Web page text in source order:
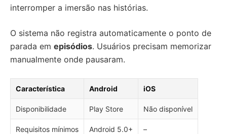
interromper a imersão nas histórias.
O sistema não registra automaticamente o ponto de
parada em episódios. Usuários precisam memorizar
manualmente onde pausaram.
Característica Android iOS
Disponibilidade Play Store Não disponível
Requisitos mínimos Android 5.0+ –